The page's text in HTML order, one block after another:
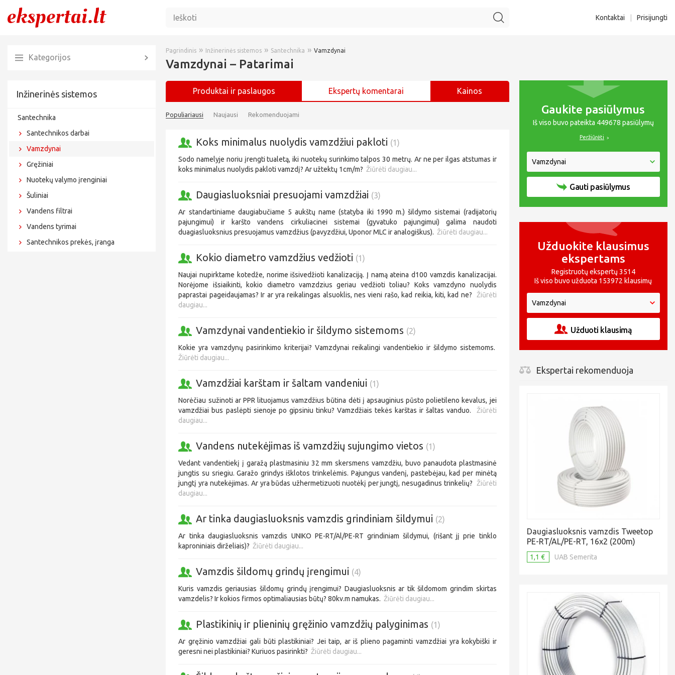
Kontaktai Prisijungti
Kategorijos
Inžinerinės sistemos
Santechnika
Santechnikos darbai
Vamzdynai
Gręžiniai
Nuotekų valymo įrenginiai
Šuliniai
Vandens filtrai
Vandens tyrimai
Santechnikos prekės, įranga
Pagrindinis » Inžinerinės sistemos » Santechnika » Vamzdynai
Vamzdynai – Patarimai
Produktai ir paslaugos Ekspertų komentarai Kainos
Populiariausi Naujausi Rekomenduojami
Koks minimalus nuolydis vamzdžiui pakloti (1)
Sodo namelyje noriu įrengti tualetą, iki nuotekų surinkimo talpos 30 metrų. Ar ne per ilgas atstumas ir
koks minimalus nuolydis pakloti vamzdį? Ar užtektų 1cm/m? Žiūrėti daugiau...
Daugiasluoksniai presuojami vamzdžiai (3)
Ar standartiniame daugiabučiame 5 aukštų name (statyba iki 1990 m.) šildymo sistemai (radijatorių
pajungimui) ir karšto vandens cirkuliacinei sistemai (gyvatuko pajungimui) galima naudoti
duagiasluoksnius presuojamus vamzdžius (pavyzdžiui, Uponor MLC ir analogiškus). Žiūrėti daugiau...
Kokio diametro vamzdžius vedžioti (1)
Naujai nupirktame kotedže, norime išsivedžioti kanalizaciją. Į namą ateina d100 vamzdis kanalizacijai.
Norėjome išsiaikinti, kokio diametro vamzdzius geriau vedžioti toliau? Koks vamzdyno nuolydis
paprastai pageidaujamas? Ir ar yra reikalingas alsuoklis, nes vieni rašo, kad reikia, kiti, kad ne? Žiūrėti
daugiau...
Vamzdynai vandentiekio ir šildymo sistemoms (2)
Kokie yra vamzdynų pasirinkimo kriterijai? Vamzdynai reikalingi vandentiekio ir šildymo sistemoms.
Žiūrėti daugiau...
Vamzdžiai karštam ir šaltam vandeniui (1)
Norėčiau sužinoti ar PPR lituojamus vamzdžius būtina dėti į apsauginius pūsto polietileno kevalus, jei
vamzdžiai bus paslėpti sienoje po gipsiniu tinku? Vamzdžiais tekės karštas ir šaltas vanduo. Žiūrėti
daugiau...
Vandens nutekėjimas iš vamzdžių sujungimo vietos (1)
Vedant vandentiekį į garažą plastmasiniu 32 mm skersmens vamzdžiu, buvo panaudota plastmasinė
jungtis su sriegiu. Garažo grindys išklotos trinkelėmis. Pajungus vandenį, pastebėjau, kad per minėtą
jungtį yra nutekėjimas. Ar yra būdas užhermetizuoti nuotėkį per jungtį, nesugadinus trinkelių? Žiūrėti
daugiau...
Ar tinka daugiasluoksnis vamzdis grindiniam šildymui (2)
Ar tinka daugiasluoksnis vamzdis UNIKO PE-RT/Al/PE-RT grindiniam šildymui, (rišant jį prie tinklo
kaproniniais dirželiais)? Žiūrėti daugiau...
Vamzdis šildomų grindų įrengimui (4)
Kuris vamzdis geriausias šildomų grindų įrengimui? Daugiasluoksnis ar tik šildomom grindim skirtas
vamzdelis? Ir kokios firmos optimaliausias būtų? 80kv.m namukas. Žiūrėti daugiau...
Plastikinių ir plieninių gręžinio vamzdžių palyginimas (1)
Ar gręžinio vamzdžiai gali būti plastikiniai? Jei taip, ar iš plieno pagaminti vamzdžiai yra kokybiški ir
geresni nei plastikiniai? Kuriuos pasirinkti? Žiūrėti daugiau...
Gaukite pasiūlymus
Iš viso buvo pateikta 449678 pasiūlymų
Peržiūrėti
Gauti pasiūlymus
Užduokite klausimus
ekspertams
Registruotų ekspertų 3514
Iš viso buvo užduota 153972 klausimų
Užduoti klausimą
Ekspertai rekomenduoja
Daugiasluoksnis vamzdis Tweetop
PE-RT/AL/PE-RT, 16x2 (200m)
1,1 € UAB Semerita